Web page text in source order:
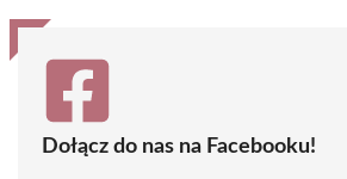
Dołącz do nas na Facebooku!